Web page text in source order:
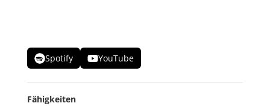
Spotify YouTube
Fähigkeiten